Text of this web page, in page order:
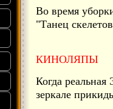
Во время
"Танец
КИНОЛЯПЫ
Когда
зеркале